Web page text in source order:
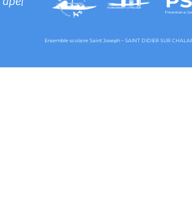
Ensemble scolaire Saint Joseph – SAINT DIDIER SUR